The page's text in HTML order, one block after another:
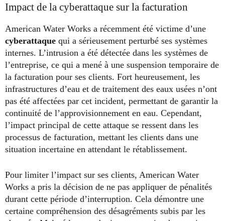
Impact de la cyberattaque sur la facturation
American Water Works a récemment été victime d’une
cyberattaque qui a sérieusement perturbé ses systèmes
internes. L’intrusion a été détectée dans les systèmes de
l’entreprise, ce qui a mené à une suspension temporaire de
la facturation pour ses clients. Fort heureusement, les
infrastructures d’eau et de traitement des eaux usées n’ont
pas été affectées par cet incident, permettant de garantir la
continuité de l’approvisionnement en eau. Cependant,
l’impact principal de cette attaque se ressent dans les
processus de facturation, mettant les clients dans une
situation incertaine en attendant le rétablissement.
Pour limiter l’impact sur ses clients, American Water
Works a pris la décision de ne pas appliquer de pénalités
durant cette période d’interruption. Cela démontre une
certaine compréhension des désagréments subis par les